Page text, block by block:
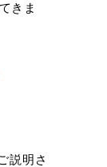
きま
説明さ